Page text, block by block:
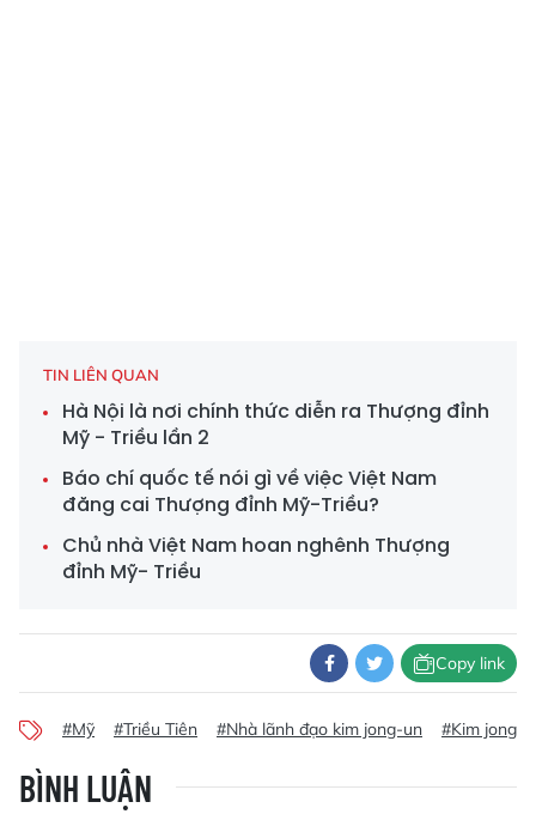
TIN LIÊN QUAN
Hà Nội là nơi chính thức diễn ra Thượng đỉnh
Mỹ - Triều lần 2
Báo chí quốc tế nói gì về việc Việt Nam
đăng cai Thượng đỉnh Mỹ-Triều?
Chủ nhà Việt Nam hoan nghênh Thượng
đỉnh Mỹ- Triều
Copy link
#Mỹ #Triều Tiên #Nhà lãnh đạo kim jong-un #Kim jong
BÌNH LUẬN